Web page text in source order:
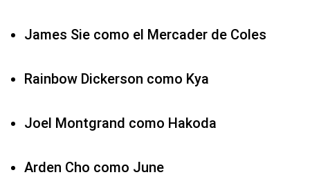
James Sie como el Mercader de Coles
Rainbow Dickerson como Kya
Joel Montgrand como Hakoda
Arden Cho como June